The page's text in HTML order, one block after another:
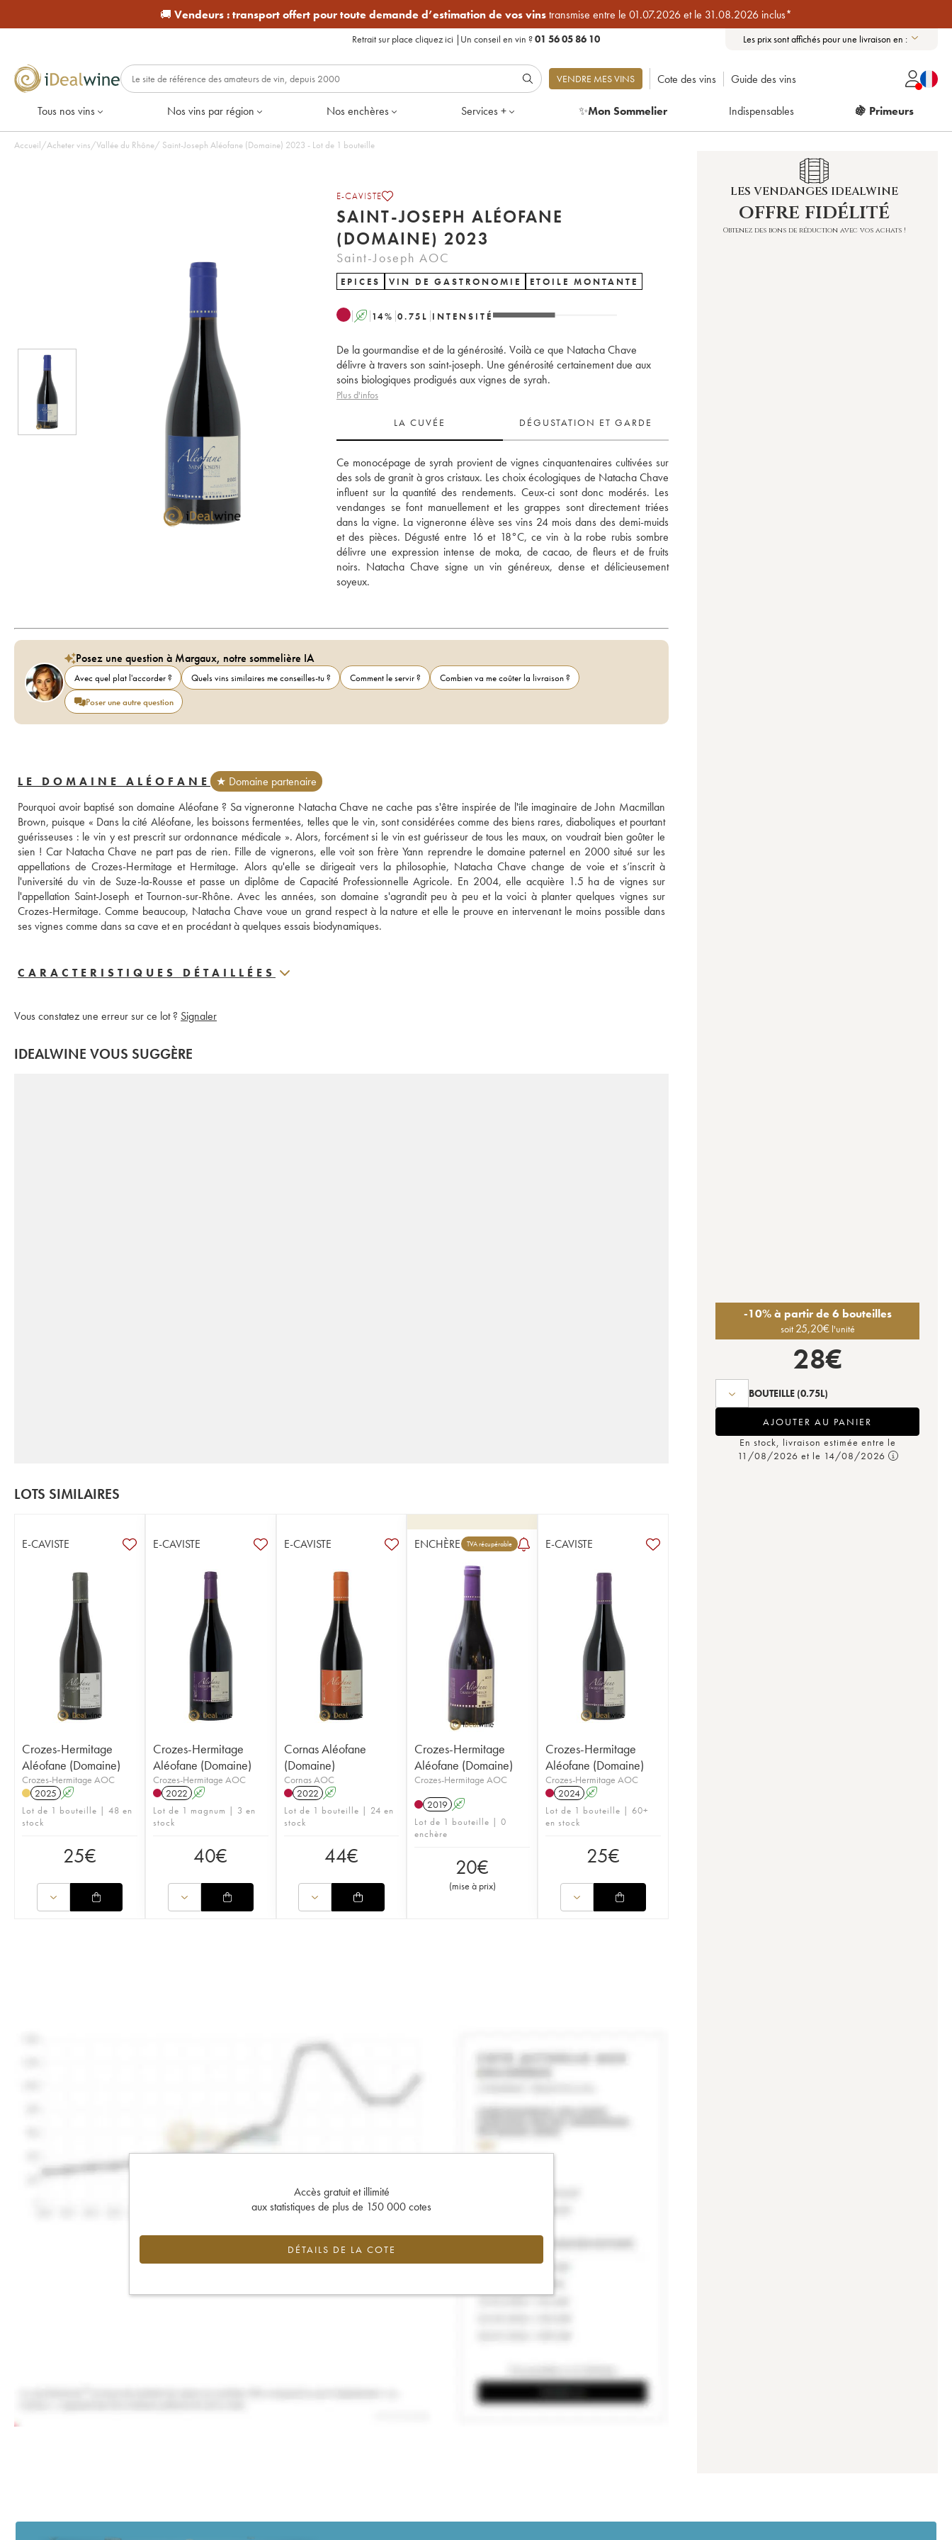
🚚 Vendeurs :transport offert pour toute demande d’estimation de vos vinstransmise entre le 01.07.2026 et le 31.08.2026 inclus*
Retrait sur place cliquez ici | Un conseil en vin ?01 56 05 86 10 Les prix sont affichés pour une livraison en :
VENDRE MES VINS Cote des vins Guide des vins
Tous nos vins Nos vins par région Nos enchères Services + ✨Mon Sommelier Indispensables 🍇 Primeurs
Accueil/Acheter vins/Vallée du Rhône/ Saint-Joseph Aléofane (Domaine) 2023 - Lot de 1 bouteille
E-CAVISTE
SAINT-JOSEPH ALÉOFANE
(DOMAINE) 2023
Saint-Joseph AOC
EPICES VIN DE GASTRONOMIE ETOILE MONTANTE
A 14% 0.75 L INTENSITÉ
De la gourmandise et de la générosité. Voilà ce que Natacha Chave
délivre à travers son saint-joseph. Une générosité certainement due aux
soins biologiques prodigués aux vignes de syrah.
Plus d'infos
LA CUVÉE DÉGUSTATION ET GARDE
Ce monocépage de syrah provient de vignes cinquantenaires cultivées sur
des sols de granit à gros cristaux. Les choix écologiques de Natacha Chave
influent sur la quantité des rendements. Ceux-ci sont donc modérés. Les
vendanges se font manuellement et les grappes sont directement triées
dans la vigne. La vigneronne élève ses vins 24 mois dans des demi-muids
et des pièces. Dégusté entre 16 et 18°C, ce vin à la robe rubis sombre
délivre une expression intense de moka, de cacao, de fleurs et de fruits
noirs. Natacha Chave signe un vin généreux, dense et délicieusement
soyeux.
Posez une question à Margaux, notre sommelière IA
Avec quel plat l'accorder ? Quels vins similaires me conseilles-tu ? Comment le servir ?
Combien va me coûter la livraison ?
Poser une autre question
LE DOMAINE ALÉOFANE
★ Domaine partenaire
Pourquoi avoir baptisé son domaine Aléofane ? Sa vigneronne Natacha Chave ne cache pas s'être inspirée de l'île imaginaire de John Macmillan
Brown, puisque « Dans la cité Aléofane, les boissons fermentées, telles que le vin, sont considérées comme des biens rares, diaboliques et pourtant
guérisseuses : le vin y est prescrit sur ordonnance médicale ». Alors, forcément si le vin est guérisseur de tous les maux, on voudrait bien goûter le
sien ! Car Natacha Chave ne part pas de rien. Fille de vignerons, elle voit son frère Yann reprendre le domaine paternel en 2000 situé sur les
appellations de Crozes-Hermitage et Hermitage. Alors qu'elle se dirigeait vers la philosophie, Natacha Chave change de voie et s‘inscrit à
l'université du vin de Suze-la-Rousse et passe un diplôme de Capacité Professionnelle Agricole. En 2004, elle acquière 1.5 ha de vignes sur
l'appellation Saint-Joseph et Tournon-sur-Rhône. Avec les années, son domaine s'agrandit peu à peu et la voici à planter quelques vignes sur
Crozes-Hermitage. Comme beaucoup, Natacha Chave voue un grand respect à la nature et elle le prouve en intervenant le moins possible dans
ses vignes comme dans sa cave et en procédant à quelques essais biodynamiques.
CARACTERISTIQUES DÉTAILLÉES
Vous constatez une erreur sur ce lot ? Signaler
IDEALWINE VOUS SUGGÈRE
LOTS SIMILAIRES
E-CAVISTE
Crozes-Hermitage
Aléofane (Domaine)
Crozes-Hermitage AOC
2025 A
Lot de 1 bouteille | 48 en
stock
25€
E-CAVISTE
Crozes-Hermitage
Aléofane (Domaine)
Crozes-Hermitage AOC
2022 A
Lot de 1 magnum | 3 en
stock
40€
E-CAVISTE
Cornas Aléofane
(Domaine)
Cornas AOC
2022 A
Lot de 1 bouteille | 24 en
stock
44€
ENCHÈRE TVA récupérable
Crozes-Hermitage
Aléofane (Domaine)
Crozes-Hermitage AOC
2019 A
Lot de 1 bouteille | 0
enchère
20€
(mise à prix)
E-CAVISTE
Crozes-Hermitage
Aléofane (Domaine)
Crozes-Hermitage AOC
2024 A
Lot de 1 bouteille | 60+
en stock
25€
Accès gratuit et illimité
aux statistiques de plus de 150 000 cotes
DÉTAILS DE LA COTE
LES VENDANGES IDEALWINE
offre fidélité
Obtenez des bons de réduction avec vos achats !
-10% à partir de 6 bouteilles
soit 25,20€ l'unité
28€
BOUTEILLE (0.75L)
AJOUTER AU PANIER
En stock, livraison estimée entre le
11/08/2026 et le 14/08/2026